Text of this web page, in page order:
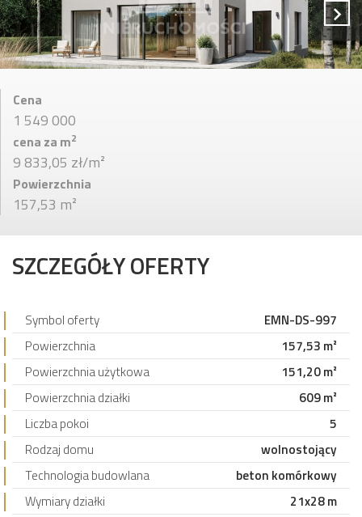
Cena
1 549 000
cena za m2
9 833,05 zł/m²
Powierzchnia
157,53 m²
SZCZEGÓŁY OFERTY
Symbol oferty
EMN-DS-997
Powierzchnia
157,53 m²
Powierzchnia użytkowa
151,20 m²
Powierzchnia działki
609 m²
Liczba pokoi
5
Rodzaj domu
wolnostojący
Technologia budowlana
beton komórkowy
Wymiary działki
21x28 m